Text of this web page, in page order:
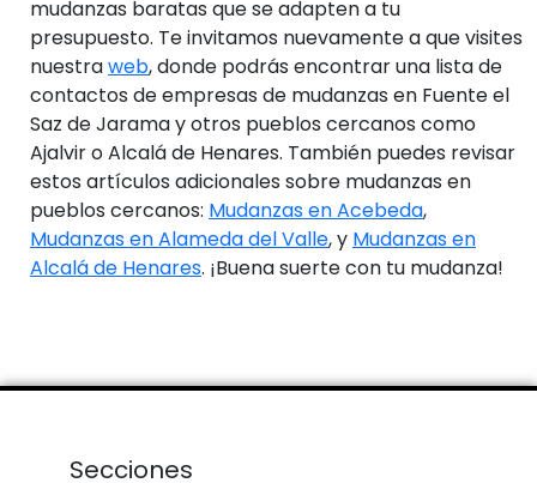
mudanzas baratas que se adapten a tu
presupuesto. Te invitamos nuevamente a que visites
nuestraweb, donde podrás encontrar una lista de
contactos de empresas de mudanzas en Fuente el
Saz de Jarama y otros pueblos cercanos como
Ajalvir o Alcalá de Henares. También puedes revisar
estos artículos adicionales sobre mudanzas en
pueblos cercanos: Mudanzas en Acebeda,
Mudanzas en Alameda del Valle, y Mudanzas en
Alcalá de Henares. ¡Buena suerte con tu mudanza!
Secciones